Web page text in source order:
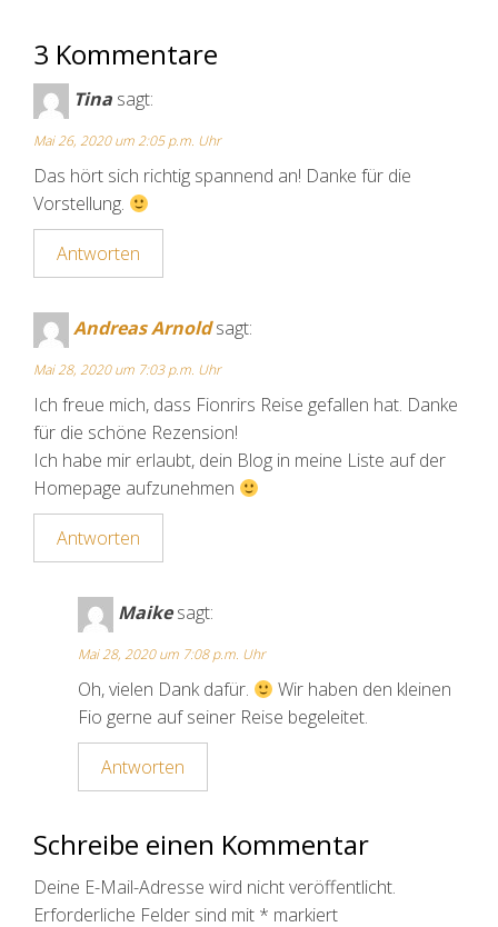
3 Kommentare
Tina sagt:
Mai 26, 2020 um 2:05 p.m. Uhr
Das hört sich richtig spannend an! Danke für die
Vorstellung.
Antworten
Andreas Arnold sagt:
Mai 28, 2020 um 7:03 p.m. Uhr
Ich freue mich, dass Fionrirs Reise gefallen hat. Danke
für die schöne Rezension!
Ich habe mir erlaubt, dein Blog in meine Liste auf der
Homepage aufzunehmen
Antworten
Maike sagt:
Mai 28, 2020 um 7:08 p.m. Uhr
Oh, vielen Dank dafür.
Wir haben den kleinen
Fio gerne auf seiner Reise begeleitet.
Antworten
Schreibe einen Kommentar
Deine E-Mail-Adresse wird nicht veröffentlicht.
Erforderliche Felder sind mit * markiert